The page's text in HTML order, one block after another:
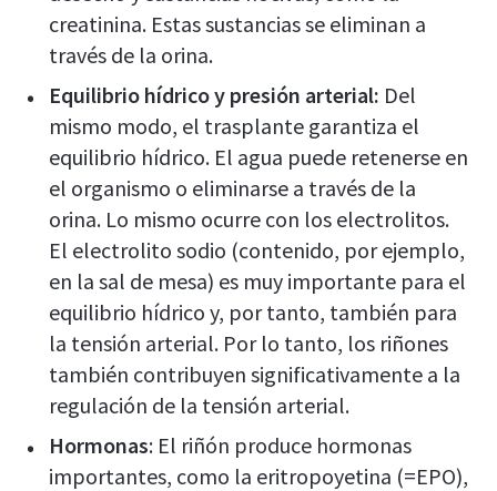
creatinina. Estas sustancias se eliminan a
través de la orina.
Equilibrio hídrico y presión arterial: Del
mismo modo, el trasplante garantiza el
equilibrio hídrico. El agua puede retenerse en
el organismo o eliminarse a través de la
orina. Lo mismo ocurre con los electrolitos.
El electrolito sodio (contenido, por ejemplo,
en la sal de mesa) es muy importante para el
equilibrio hídrico y, por tanto, también para
la tensión arterial. Por lo tanto, los riñones
también contribuyen significativamente a la
regulación de la tensión arterial.
Hormonas: El riñón produce hormonas
importantes, como la eritropoyetina (=EPO),